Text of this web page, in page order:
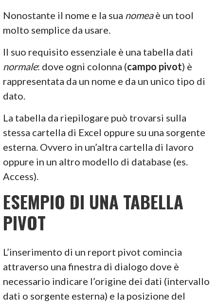
Nonostante il nome e la sua nomeaè un tool
molto semplice da usare.
Il suo requisito essenziale è una tabella dati
normale: dove ogni colonna (campo pivot) è
rappresentata da un nome e da un unico tipo di
dato.
La tabella da riepilogare può trovarsi sulla
stessa cartella di Excel oppure su una sorgente
esterna. Ovvero in un’altra cartella di lavoro
oppure in un altro modello di database (es.
Access).
ESEMPIO DI UNA TABELLA
PIVOT
L’inserimento di un report pivot comincia
attraverso una finestra di dialogo dove è
necessario indicare l’origine dei dati (intervallo
dati o sorgente esterna) e la posizione del